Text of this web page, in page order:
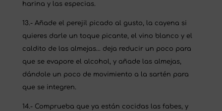
harina y las especias.
13.- Añade el perejil picado al gusto, la cayena si
quieres darle un toque picante, el vino blanco y el
caldito de las almejas… deja reducir un poco para
que se evapore el alcohol, y añade las almejas,
dándole un poco de movimiento a la sartén para
que se integren.
14.- Comprueba que ya están cocidas las fabes, y